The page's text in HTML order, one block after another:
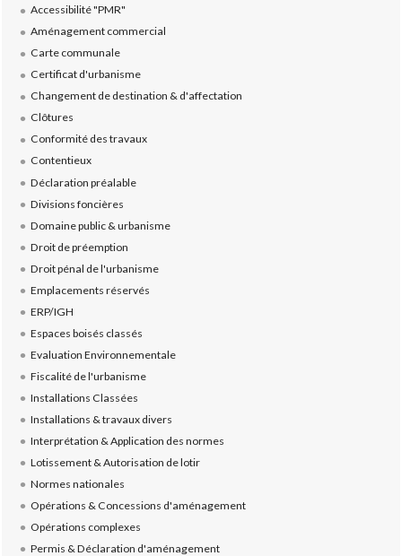
Accessibilité "PMR"
Aménagement commercial
Carte communale
Certificat d'urbanisme
Changement de destination & d'affectation
Clôtures
Conformité des travaux
Contentieux
Déclaration préalable
Divisions foncières
Domaine public & urbanisme
Droit de préemption
Droit pénal de l'urbanisme
Emplacements réservés
ERP/IGH
Espaces boisés classés
Evaluation Environnementale
Fiscalité de l'urbanisme
Installations Classées
Installations & travaux divers
Interprétation & Application des normes
Lotissement & Autorisation de lotir
Normes nationales
Opérations & Concessions d'aménagement
Opérations complexes
Permis & Déclaration d'aménagement